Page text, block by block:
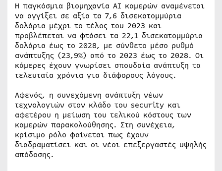
Η παγκόσμια βιομηχανία AI καμερών αναμένεται
να αγγίξει σε αξία τα 7,6 δισεκατομμύρια
δολάρια μέχρι το τέλος του 2023 και
προβλέπεται να φτάσει τα 22,1 δισεκατομμύρια
δολάρια έως το 2028, με σύνθετο μέσο ρυθμό
ανάπτυξης (23,9%) από το 2023 έως το 2028. Οι
κάμερες έχουν γνωρίσει σπουδαία ανάπτυξη τα
τελευταία χρόνια για διάφορους λόγους.
Αφενός, η συνεχόμενη ανάπτυξη νέων
τεχνολογιών στον κλάδο του security και
αφετέρου η μείωση του τελικού κόστους των
καμερών παρακολούθησης. Στη συνέχεια,
κρίσιμο ρόλο φαίνεται πως έχουν
διαδραματίσει και οι νέοι επεξεργαστές υψηλής
απόδοσης.